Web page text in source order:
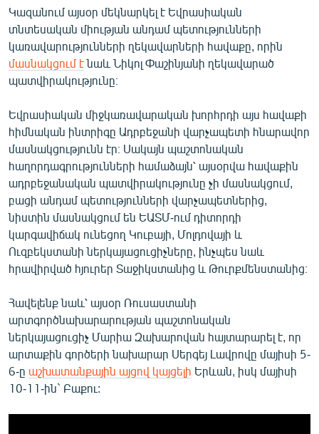
Կազանում այսօր մեկնարկել է Եվրասիական
տնտեսական միության անդամ պետությունների
կառավարությունների ղեկավարների հավաքը, որին
մասնակցում էնաև Նիկոլ Փաշինյանի ղեկավարած
պատվիրակությունը։
Եվրասիական միջկառավարական խորհրդի այս հավաքի
հիմնական ինտրիգը Ադրբեջանի վարչապետի հնարավոր
մասնակցությունն էր։ Սակայն պաշտոնական
հաղորդագրությունների համաձայն՝ այսօրվա հավաքին
ադրբեջանական պատվիրակությունը չի մասնակցում,
բացի անդամ պետությունների վարչապետներից,
նիստին մասնակցում են ԵԱՏՄ-ում դիտորդի
կարգավիճակ ունեցող Կուբայի, Մոլդովայի և
Ուզբեկստանի ներկայացուցիչները, ինչպես նաև
հրավիրված հյուրեր Տաջիկստանից և Թուրքմենստանից։
Հավելենք նաև՝ այսօր Ռուսաստանի
արտգործնախարարության պաշտոնական
ներկայացուցիչ Մարիա Զախարովան հայտարարել է, որ
արտաքին գործերի նախարար Սերգեյ Լավրովը մայիսի 5-
6-ը աշխատանքային այցով կայցելի Երևան, իսկ մայիսի
10-11-ին` Բաքու: